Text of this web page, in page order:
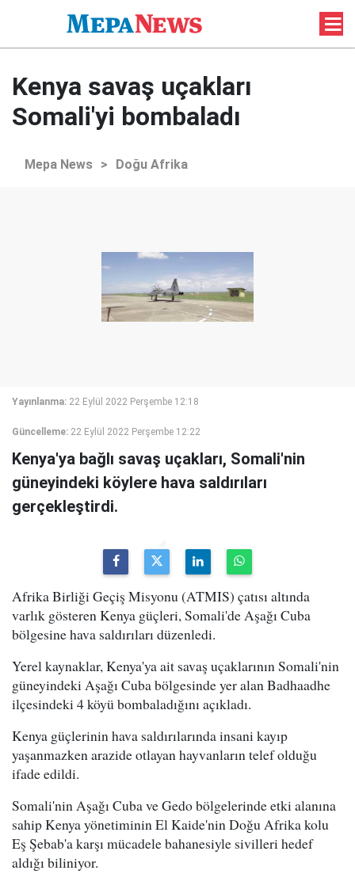
Kenya savaş uçakları
Somali'yi bombaladı
Mepa News > Doğu Afrika
Yayınlanma: 22 Eylül 2022 Perşembe 12:18
Güncelleme: 22 Eylül 2022 Perşembe 12:22
Kenya'ya bağlı savaş uçakları, Somali'nin
güneyindeki köylere hava saldırıları
gerçekleştirdi.
Afrika Birliği Geçiş Misyonu (ATMIS) çatısı altında
varlık gösteren Kenya güçleri, Somali'de Aşağı Cuba
bölgesine hava saldırıları düzenledi.
Yerel kaynaklar, Kenya'ya ait savaş uçaklarının Somali'nin
güneyindeki Aşağı Cuba bölgesinde yer alan Badhaadhe
ilçesindeki 4 köyü bombaladığını açıkladı.
Kenya güçlerinin hava saldırılarında insani kayıp
yaşanmazken arazide otlayan hayvanların telef olduğu
ifade edildi.
Somali'nin Aşağı Cuba ve Gedo bölgelerinde etki alanına
sahip Kenya yönetiminin El Kaide'nin Doğu Afrika kolu
Eş Şebab'a karşı mücadele bahanesiyle sivilleri hedef
aldığı biliniyor.